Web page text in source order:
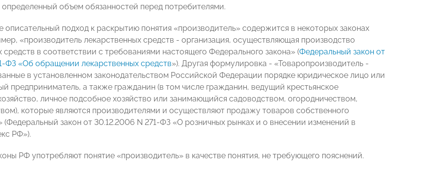
определенный объем обязанностей перед потребителями.
описательный подход к раскрытию понятия «производитель» содержится в некоторых законах
«производитель лекарственных средств - организация, осуществляющая производство
средств в соответствии с требованиями настоящего Федерального закона» (Федеральный закон от
ФЗ «Об обращении лекарственных средств»). Другая формулировка - «Товаропроизводитель -
в установленном законодательством Российской Федерации порядке юридическое лицо или
предприниматель, а также гражданин (в том числе гражданин, ведущий крестьянское
личное подсобное хозяйство или занимающийся садоводством, огородничеством,
которые являются производителями и осуществляют продажу товаров собственного
(Федеральный закон от 30.12.2006 N 271-ФЗ «О розничных рынках и о внесении изменений в
РФ»).
РФ употребляют понятие «производитель» в качестве понятия, не требующего пояснений.